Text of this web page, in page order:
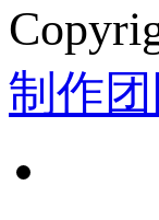
制作团